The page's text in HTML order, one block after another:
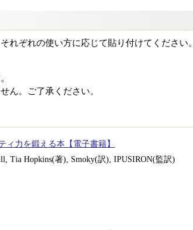
れぞれの使い方に応じて貼り付けてください
ん。ご了承ください。
ィ力を鍛える本【電子書籍】
Tia Hopkins(著), Smoky(訳), IPUSIRON(監訳)